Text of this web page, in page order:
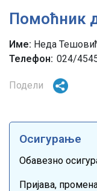
Помоћник
Име: Неда
Телефон 024/
Подели
Осигурање
Обавезно
Пријава,